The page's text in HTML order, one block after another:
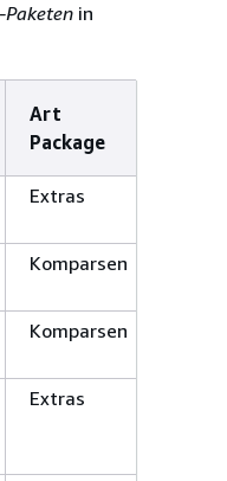
in
Art
Package
Extras
Komparsen
Komparsen
Extras